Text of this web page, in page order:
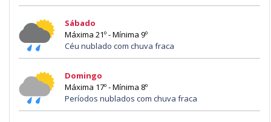
Sábado
Máxima 21º - Mínima 9º
Céu nublado com chuva fraca
Domingo
Máxima 17º - Mínima 8º
Períodos nublados com chuva fraca